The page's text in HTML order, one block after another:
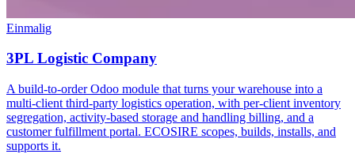
Einmalig
3PL Logistic Company
A build-to-order Odoo module that turns your warehouse into a
multi-client third-party logistics operation, with per-client inventory
segregation, activity-based storage and handling billing, and a
customer fulfillment portal. ECOSIRE scopes, builds, installs, and
supports it.